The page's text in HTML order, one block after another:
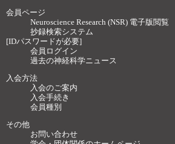
会員ページ
Neuroscience Research (NSR) 電子版閲覧
抄録検索システム
[IDパスワードが必要]
会員ログイン
過去の神経科学ニュース
入会方法
入会のご案内
入会手続き
会員種別
その他
お問い合わせ